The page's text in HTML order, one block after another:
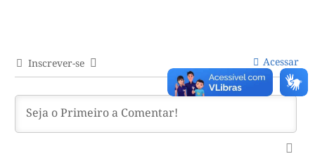
Inscrever-se Acessar